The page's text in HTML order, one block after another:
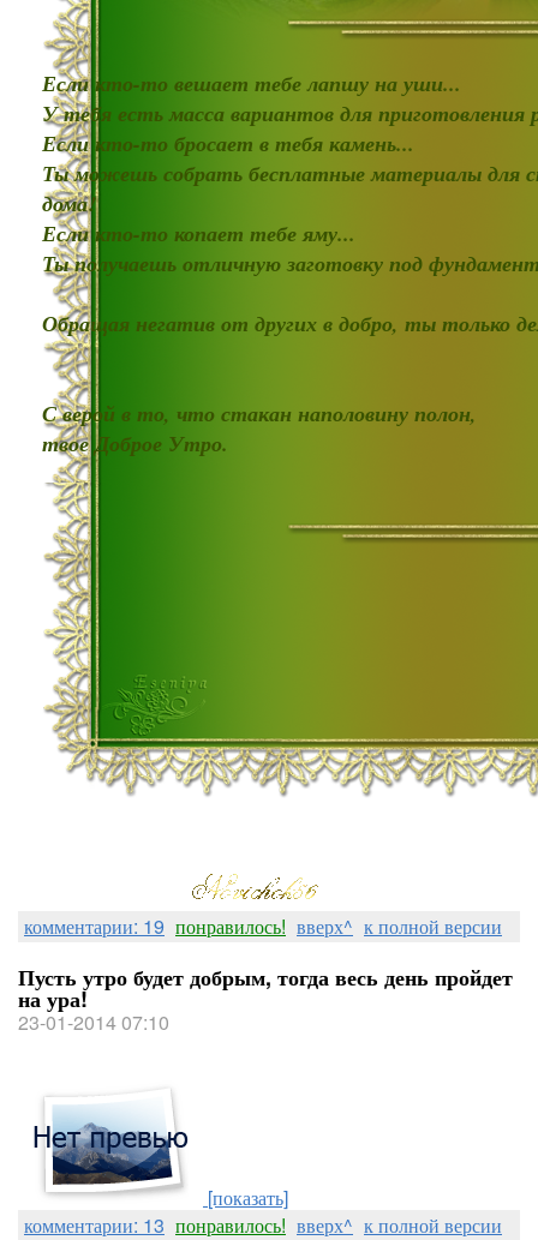
Если кто-то вешает тебе лапшу на уши...
У тебя есть масса вариантов для
Если кто-то бросает в тебя камень...
Ты можешь собрать бесплатные материалы для
дома!
Если кто-то копает тебе яму...
Ты получаешь отличную заготовку под
Обращая негатив от других в добро, ты только
С верой в то, что стакан наполовину полон,
твое Доброе Утро.
комментарии: 19 понравилось! вверх^ к полной версии
Пусть утро будет добрым, тогда весь день пройдет
на ура!
23-01-2014 07:10
[показать]
комментарии: 13 понравилось! вверх^ к полной версии